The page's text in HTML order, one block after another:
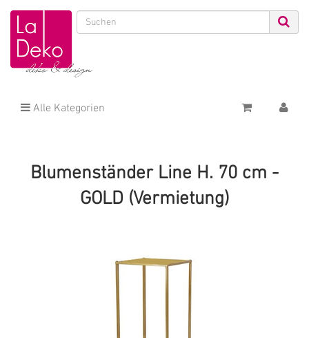
Alle Kategorien
Blumenständer Line H. 70 cm -
GOLD (Vermietung)